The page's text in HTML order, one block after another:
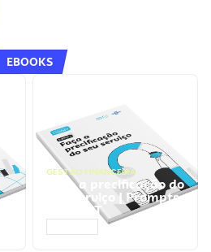
EBOOKS
GESTÃO FINANCEIRA
Faça a precificação do
seu serviço | Prompts
ChatGPT